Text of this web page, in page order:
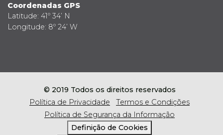
Coordenadas GPS
Latitude: 41º 34’ N
Longitude: 8º 24’ W
© 2019 Todos os direitos reservados
Política de Privacidade
Termos e Condições
Política de Segurança da Informação
Definição de Cookies